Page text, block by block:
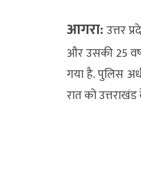
आगरा:उत्तर
और उसकी 25
गया है. पुलिस
रात को